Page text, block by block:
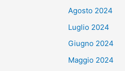
Agosto 2024
Luglio 2024
Giugno 2024
Maggio 2024